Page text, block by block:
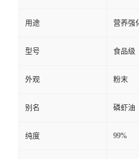
用途 营养强
型号 食品级
外观 粉末
别名 磷虾油
纯度 99%